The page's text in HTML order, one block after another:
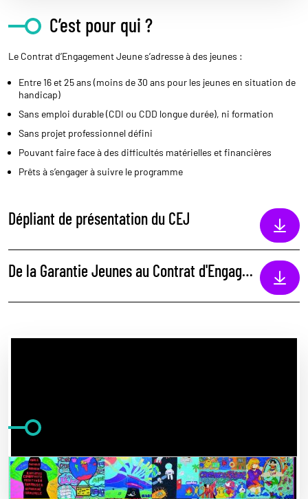
C’est pour qui ?
Le Contrat d’Engagement Jeune s’adresse à des jeunes :
Entre 16 et 25 ans (moins de 30 ans pour les jeunes en situation de
handicap)
Sans emploi durable (CDI ou CDD longue durée), ni formation
Sans projet professionnel défini
Pouvant faire face à des difficultés matérielles et financières
Prêts à s’engager à suivre le programme
Dépliant de présentation du CEJ
De la Garantie Jeunes au Contrat d'Engagement Jeunes (01/03/22)